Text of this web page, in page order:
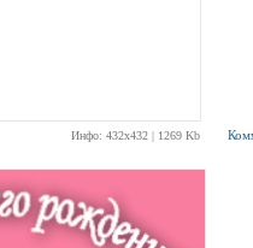
Инфо: 432х432 | 1269 Kb